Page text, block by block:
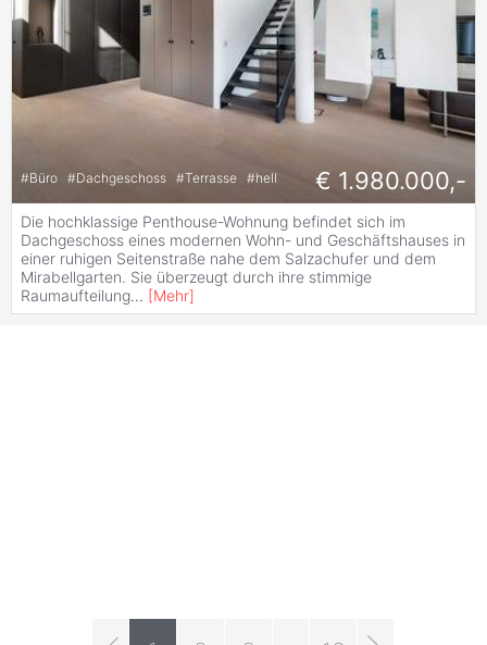
#Büro #Dachgeschoss #Terrasse #hell € 1.980.000,-
Die hochklassige Penthouse-Wohnung befindet sich im
Dachgeschoss eines modernen Wohn- und Geschäftshauses in
einer ruhigen Seitenstraße nahe dem Salzachufer und dem
Mirabellgarten. Sie überzeugt durch ihre stimmige
Raumaufteilung... [Mehr]